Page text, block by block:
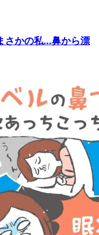
さかの私…鼻から漂